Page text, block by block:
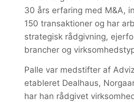
30 års erfaring med M&A,
150 transaktioner og har
strategisk rådgivning,
brancher og
Palle var medstifter af
etableret Dealhaus,
har han rådgivet